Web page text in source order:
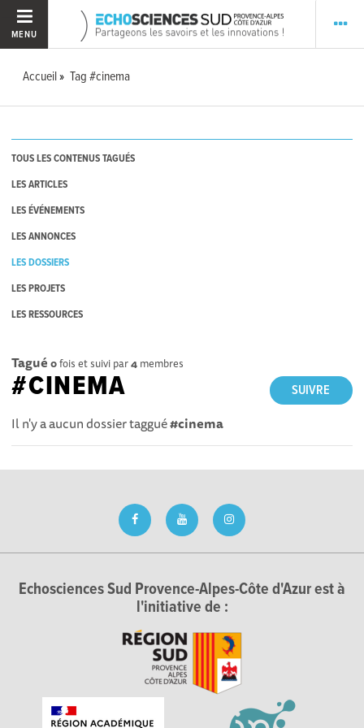
MENU
Accueil Tag #cinema
TOUS LES CONTENUS TAGUÉS
LES ARTICLES
LES ÉVÉNEMENTS
LES ANNONCES
LES DOSSIERS
LES PROJETS
LES RESSOURCES
Tagué 0fois et suivi par4 membres
SUIVRE
#CINEMA
Il n'y a aucun dossier taggué#cinema
Echosciences Sud Provence-Alpes-Côte d'Azur est à
l'initiative de :